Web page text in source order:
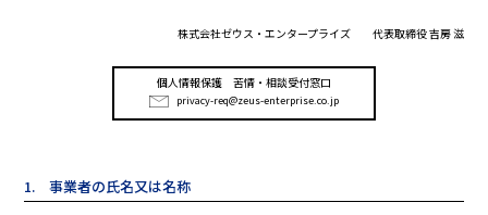
株式会社ゼウス・エンタープライズ 代表取締役 吉房 滋
個人情報保護 苦情・相談受付窓口
privacy-req@zeus-enterprise.co.jp
1. 事業者の氏名又は名称